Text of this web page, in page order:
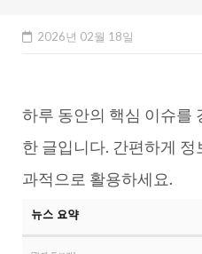
2026년 02월 18일
하루 동안의 핵심 이슈를
한 글입니다. 간편하게
과적으로 활용하세요.